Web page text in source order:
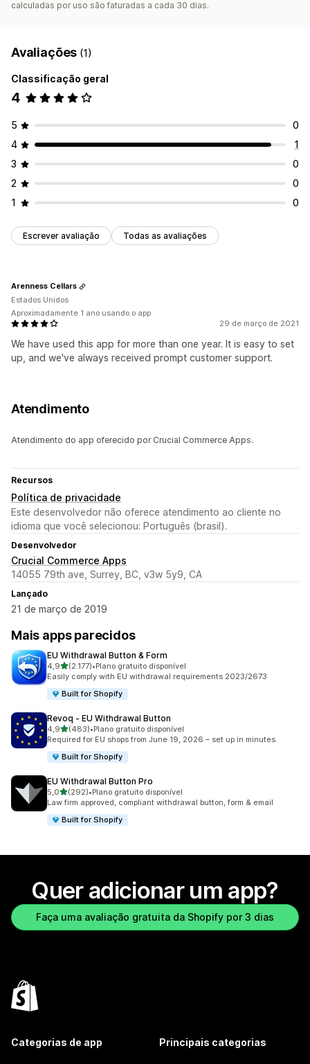
calculadas por uso são faturadas a cada 30 dias.
Avaliações (1)
Classificação geral
4
5
0
4
1
3
0
2
0
1
0
Escrever avaliação Todas as avaliações
29 de março de 2021
We have used this app for more than one year. It is easy to set
up, and we've always received prompt customer support.
Arenness Cellars
Estados Unidos
Aproximadamente 1 ano usando o app
Atendimento
Atendimento do app oferecido por Crucial Commerce Apps.
Recursos
Política de privacidade
Este desenvolvedor não oferece atendimento ao cliente no
idioma que você selecionou: Português (brasil).
Desenvolvedor
Crucial Commerce Apps
14055 79th ave, Surrey, BC, v3w 5y9, CA
Lançado
21 de março de 2019
Mais apps parecidos
EU Withdrawal Button & Form
4,9de 5 estrelas
(2.177)
2177 avaliações ao todo
•Plano gratuito disponível
Easily comply with EU withdrawal requirements 2023/2673
Built for Shopify
Revoq ‑ EU Withdrawal Button
4,9de 5 estrelas
(483)
483 avaliações ao todo
•Plano gratuito disponível
Required for EU shops from June 19, 2026 – set up in minutes.
Built for Shopify
EU Withdrawal Button Pro
5,0de 5 estrelas
(292)
292 avaliações ao todo
•Plano gratuito disponível
Law firm approved, compliant withdrawal button, form & email
Built for Shopify
Quer adicionar um app?
Faça uma avaliação gratuita da Shopify por 3 dias
Categorias de app Principais categorias